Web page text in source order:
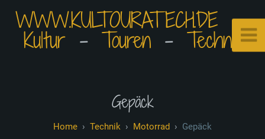
WWW.KULTOURATECH.DE⠀•⠀
Kultur⠀-⠀ Touren⠀-⠀Technik
Gepäck
Technik Motorrad Gepäck